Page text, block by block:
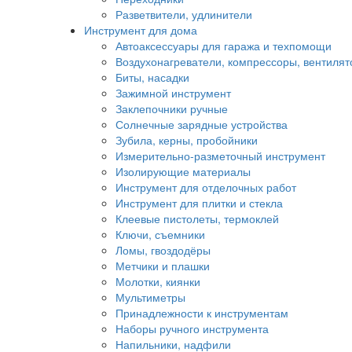
Разветвители, удлинители
Инструмент для дома
Автоаксессуары для гаража и техпомощи
Воздухонагреватели, компрессоры,
Биты, насадки
Зажимной инструмент
Заклепочники ручные
Солнечные зарядные устройства
Зубила, керны, пробойники
Измерительно-разметочный инструмент
Изолирующие материалы
Инструмент для отделочных работ
Инструмент для плитки и стекла
Клеевые пистолеты, термоклей
Ключи, съемники
Ломы, гвоздодёры
Метчики и плашки
Молотки, киянки
Мультиметры
Принадлежности к инструментам
Наборы ручного инструмента
Напильники, надфили